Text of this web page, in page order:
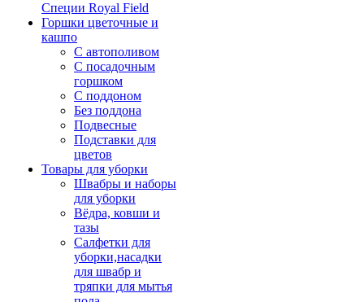
Специи Royal Field
Горшки цветочные и
кашпо
С автополивом
С посадочным
горшком
С поддоном
Без поддона
Подвесные
Подставки для
цветов
Товары для уборки
Швабры и наборы
для уборки
Вёдра, ковши и
тазы
Салфетки для
уборки,насадки
для швабр и
тряпки для мытья